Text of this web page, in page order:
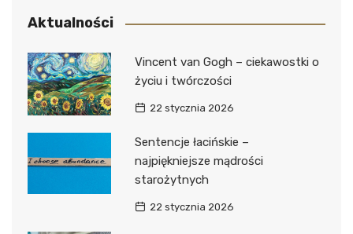
Aktualności
Vincent van Gogh – ciekawostki o
życiu i twórczości
22 stycznia 2026
Sentencje łacińskie –
najpiękniejsze mądrości
starożytnych
22 stycznia 2026